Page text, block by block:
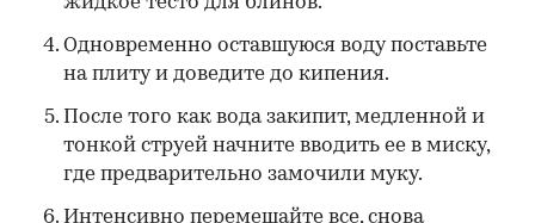
Одновременно оставшуюся воду поставьте
на плиту и доведите до кипения.
После того как вода закипит, медленной и
тонкой струей начните вводить ее в миску,
где предварительно замочили муку.
Интенсивно перемешайте все, снова